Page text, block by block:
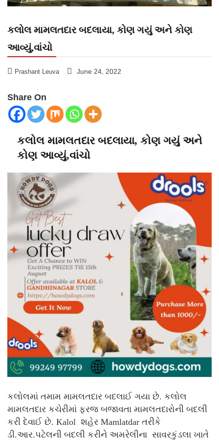
કલોલ મામલતદાર બદલાયા, કોણ ગયું અને કોણ
આવ્યું,વાંચો
Prashant Leuva June 24, 2022
Share On
કલોલ મામલતદાર બદલાયા, કોણ ગયું અને
કોણ આવ્યું,વાંચો
કલોલમાં તમામ મામલતદાર બદલાઈ ગયા છે. કલોલ
મામલતદાર કચેરીમાં ફરજ બજાવતા મામલતદારોની બદલી
કરી દેવાઈ છે. Kalol શહેર Mamlatdar તરીકે
ડી.આર.પટેલની બદલી કરીને અમરેલીના સાવરકુંડલા ખાતે